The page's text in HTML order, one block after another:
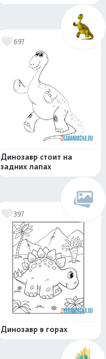
697
Динозавр стоит на
задних лапах
397
Динозавр в горах